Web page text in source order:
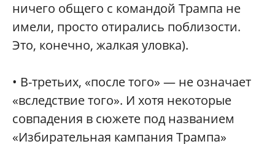
ничего общего с командой Трампа не
имели, просто отирались поблизости.
Это, конечно, жалкая уловка).
• В-третьих, «после того» — не означает
«вследствие того». И хотя некоторые
совпадения в сюжете под названием
«Избирательная кампания Трампа»